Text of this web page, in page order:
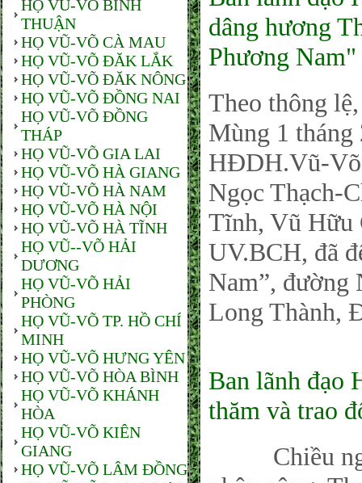
HỌ VŨ-VÕ BÌNH
THUẬN
HỌ VŨ-VÕ CÀ MAU
HỌ VŨ-VÕ ĐĂK LẮK
HỌ VŨ-VÕ ĐĂK NÔNG
HỌ VŨ-VÕ ĐỒNG NAI
HỌ VŨ-VÕ ĐỒNG
THÁP
HỌ VŨ-VÕ GIA LAI
HỌ VŨ-VÕ HÀ GIANG
HỌ VŨ-VÕ HÀ NAM
HỌ VŨ-VÕ HÀ NỘI
HỌ VŨ-VÕ HÀ TĨNH
HỌ VŨ--VÕ HẢI
DƯƠNG
HỌ VŨ-VÕ HẢI
PHÒNG
HỌ VŨ-VÕ TP. HỒ CHÍ
MINH
HỌ VŨ-VÕ HƯNG YÊN
HỌ VŨ-VÕ HÒA BÌNH
HỌ VŨ-VÕ KHÁNH
HÒA
HỌ VŨ-VÕ KIÊN
GIANG
HỌ VŨ-VÕ LÂM ĐỒNG
dâng hương
Phương Nam"
Theo thông
Mùng 1
HĐDH.Vũ-Võ
Ngọc Thạch-
Tĩnh, Vũ Hữu
UV.BCH, đã
Nam”,
Long Thành,
Ban lãnh đạo
thăm và trao
Chiều